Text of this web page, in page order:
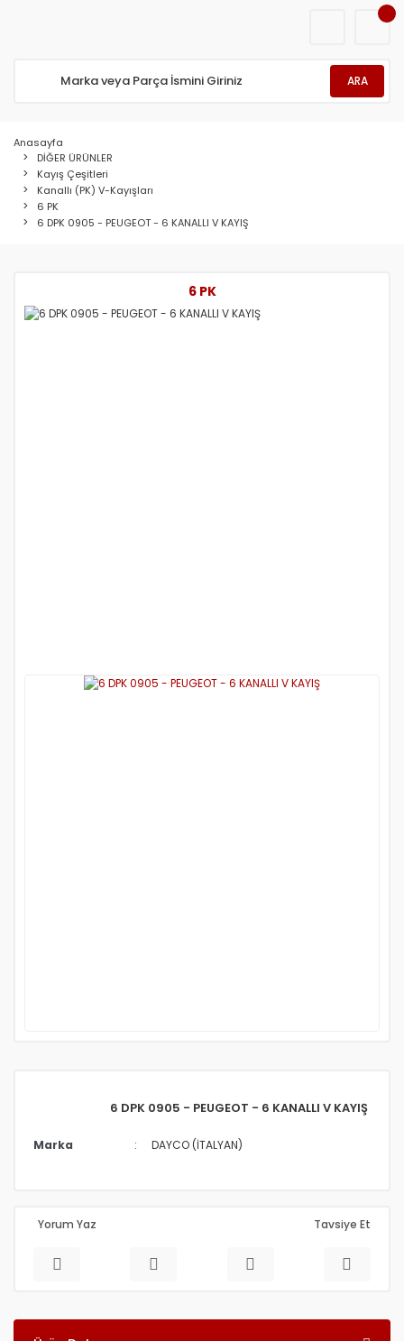
ARA
Anasayfa
DİĞER ÜRÜNLER
Kayış Çeşitleri
Kanallı (PK) V-Kayışları
6 PK
6 DPK 0905 - PEUGEOT - 6 KANALLI V KAYIŞ
6 PK
6 DPK 0905 - PEUGEOT - 6 KANALLI V KAYIŞ
Marka DAYCO (İTALYAN)
Yorum Yaz Tavsiye Et